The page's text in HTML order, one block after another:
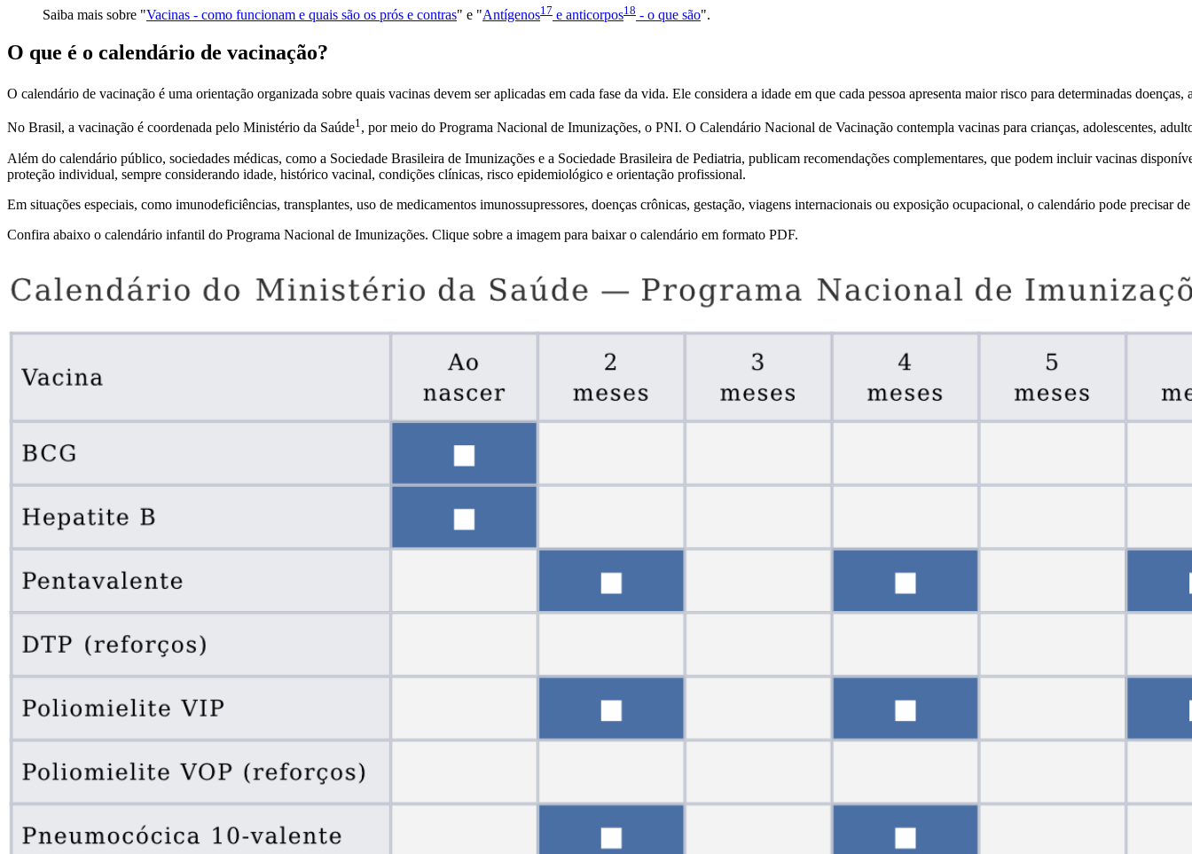
Saiba mais sobre "Vacinas - como funcionam e quais são os prós e contras" e "Antígenos17 e anticorpos18 - o que são".
O que é o calendário de vacinação?
O calendário de vacinação é uma orientação organizada sobre quais vacinas devem ser aplicadas em cada fase da vida. Ele considera a idade em que cada pessoa apresenta maior risco para determinadas doenças,
No Brasil, a vacinação é coordenada pelo Ministério da Saúde1, por meio do Programa Nacional de Imunizações, o PNI. O Calendário Nacional de Vacinação contempla vacinas para crianças, adolescentes,
Além do calendário público, sociedades médicas, como a Sociedade Brasileira de Imunizações e a Sociedade Brasileira de Pediatria, publicam recomendações complementares, que podem incluir vacinas
proteção individual, sempre considerando idade, histórico vacinal, condições clínicas, risco epidemiológico e orientação profissional.
Em situações especiais, como imunodeficiências, transplantes, uso de medicamentos imunossupressores, doenças crônicas, gestação, viagens internacionais ou exposição ocupacional, o calendário pode
Confira abaixo o calendário infantil do Programa Nacional de Imunizações. Clique sobre a imagem para baixar o calendário em formato PDF.